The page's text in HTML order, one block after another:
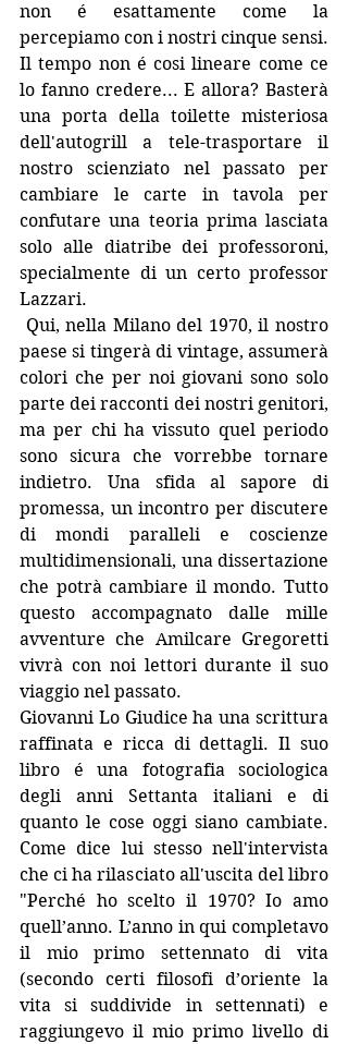
non é esattamente come la
percepiamo con i nostri cinque sensi.
Il tempo non é cosi lineare come ce
lo fanno credere... E allora? Basterà
una porta della toilette misteriosa
dell'autogrill a tele-trasportare il
nostro scienziato nel passato per
cambiare le carte in tavola per
confutare una teoria prima lasciata
solo alle diatribe dei professoroni,
specialmente di un certo professor
Lazzari.
paese si tingerà di vintage, assumerà
colori che per noi giovani sono solo
parte dei racconti dei nostri genitori,
ma per chi ha vissuto quel periodo
sono sicura che vorrebbe tornare
indietro. Una sfida al sapore di
promessa, un incontro per discutere
di mondi paralleli e coscienze
multidimensionali, una dissertazione
che potrà cambiare il mondo. Tutto
questo accompagnato dalle mille
avventure che Amilcare Gregoretti
vivrà con noi lettori durante il suo
viaggio nel passato.
Giovanni Lo Giudice ha una scrittura
raffinata e ricca di dettagli. Il suo
libro é una fotografia sociologica
degli anni Settanta italiani e di
quanto le cose oggi siano cambiate.
Come dice lui stesso nell'intervista
che ci ha rilasciato all'uscita del libro
"Perché ho scelto il 1970? Io amo
quell’anno. L’anno in qui completavo
il mio primo settennato di vita
(secondo certi filosofi d’oriente la
vita si suddivide in settennati) e
raggiungevo il mio primo livello di